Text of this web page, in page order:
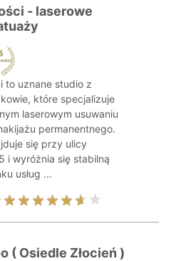
- laserowe
to uznane studio z
które specjalizuje
laserowym usuwaniu
permanentnego.
się przy ulicy
i wyróżnia się stabilną
usług ...
( Osiedle Złocień )